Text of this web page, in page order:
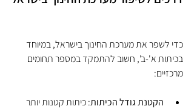
כדי לשפר את מערכת החינוך בישראל, במיוחד
בכיתות א'-ב', חשוב להתמקד במספר תחומים
מרכזיים:
הקטנת גודל הכיתות: כיתות קטנות יותר